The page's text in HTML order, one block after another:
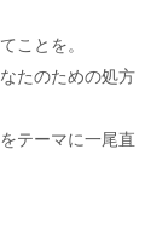
ことを。
たのための処方
テーマに一尾直